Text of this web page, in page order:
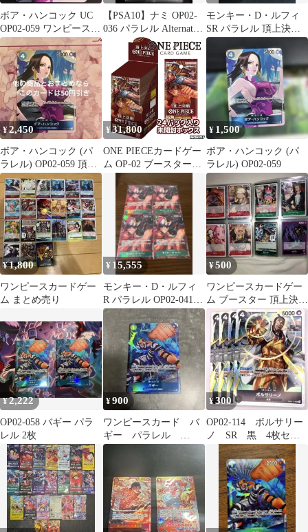
ボア・ハンコック UC
OP02-059 ワンピースカ
ード ONE PIECE
【PSA10】ナミ OP02-
036 パラレル Alternate
モンキー・D・ルフィ
SR パラレル 頂上決
戦 OP02-062
¥2,450
ボア・ハンコック (パ
ラレル) OP02-059 頂上
決戦 プロモ
¥31,800
ONE PIECEカードゲー
ム OP-02 ブースターパ
ック 頂上決戦 BOX
BANDAI NAMCO 未開
封正規品
¥ 1,500
ボア・ハンコック (パ
ラレル) OP02-059
¥1,800
ワンピースカードゲー
ム まとめ売り
¥ 15,555
モンキー・D・ルフィ
R パラレル OP02-041
ワンピースカード
¥500
ワンピースカードゲー
ム ブースター 頂上決戦
13枚+セブンイレブン
ロー
¥2,222
OP02-058 バギー パラ
レル 2枚
¥900
ワンピースカード バ
ギー パラレル
OP02-058
¥300
OP02-114 ボルサリー
ノ SR 黒 4枚セッ